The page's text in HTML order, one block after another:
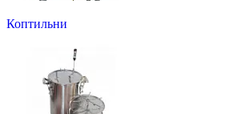
Коптильни